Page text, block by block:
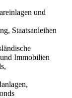
und
Staatsanleihen
Immobilien